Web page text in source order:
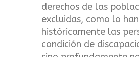
derechos de las
excluidas, como lo
históricamente las
condición de